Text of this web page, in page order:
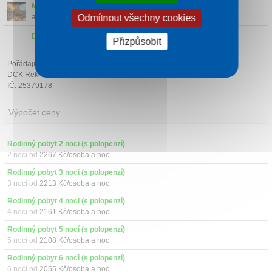
Městečko myší
atrakce plná miniatu...
Další atrakce v okolí
Pořádající cestovní kancelář:
DCK Rekrea Ostrava s.r.o.
IČ: 25379178
Výpočet ceny
Rodinný pobyt 2 noci (s polopenzí)
2 noci od 2267 Kč/osoba a noc
Rodinný pobyt 3 noci (s polopenzí)
3 noci od 2213 Kč/osoba a noc
Rodinný pobyt 4 noci (s polopenzí)
4 noci od 2161 Kč/osoba a noc
Rodinný pobyt 5 nocí (s polopenzí)
5 nocí od 2108 Kč/osoba a noc
Rodinný pobyt 6 nocí (s polopenzí)
6 nocí od 2055 Kč/osoba a noc
Odmítnout všechny cookies
Přizpůsobit